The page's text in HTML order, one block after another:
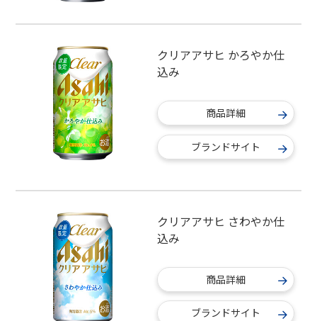
クリアアサヒ かろやか仕
込み
商品詳細
ブランドサイト
クリアアサヒ さわやか仕
込み
商品詳細
ブランドサイト